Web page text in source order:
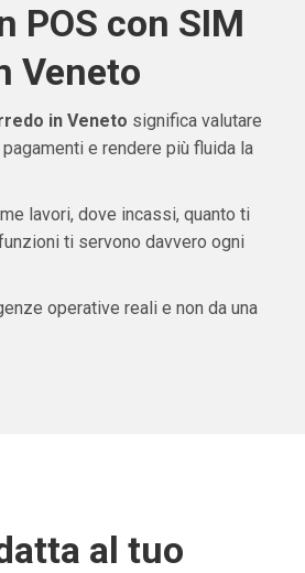
POS con SIM
Veneto
in Veneto significa valutare
e rendere più fluida la
lavori, dove incassi, quanto ti
ti servono davvero ogni
operative reali e non da una
al tuo